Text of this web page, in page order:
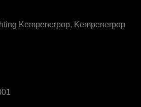
Kempenerpop, Kempenerpop